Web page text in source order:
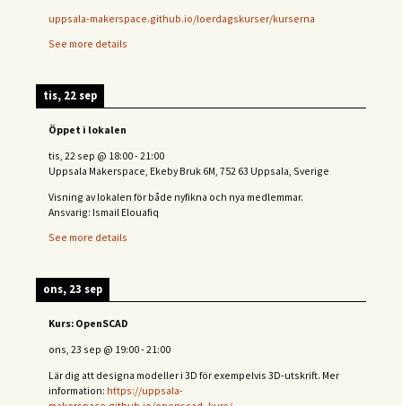
uppsala-makerspace.github.io/loerdagskurser/kurserna
See more details
tis, 22 sep
Öppet i lokalen
tis, 22 sep @ 18:00-21:00
Uppsala Makerspace, Ekeby Bruk 6M, 752 63 Uppsala, Sverige
Visning av lokalen för både nyfikna och nya medlemmar.
Ansvarig: Ismail Elouafiq
See more details
ons, 23 sep
Kurs: OpenSCAD
ons, 23 sep @ 19:00-21:00
Lär dig att designa modeller i 3D för exempelvis 3D-utskrift. Mer
information: https://uppsala-